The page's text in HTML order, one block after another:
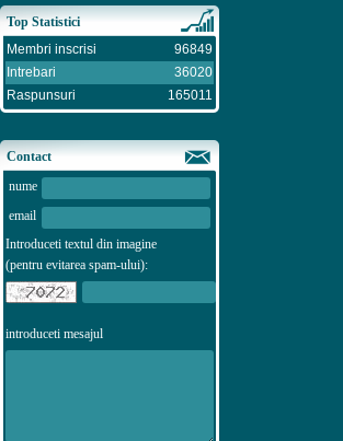
Top Statistici
Membri inscrisi
96849
Intrebari
36020
Raspunsuri
165011
Contact
nume
email
Introduceti textul din imagine
(pentru evitarea spam-ului):
introduceti mesajul